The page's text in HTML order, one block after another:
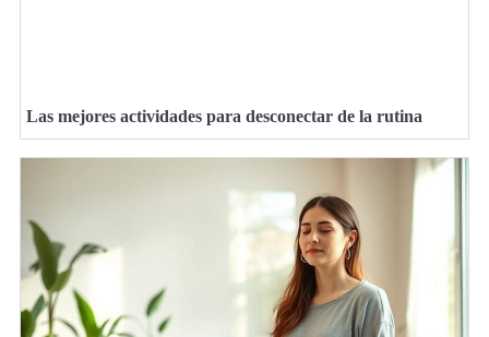
Las mejores actividades para desconectar de la rutina